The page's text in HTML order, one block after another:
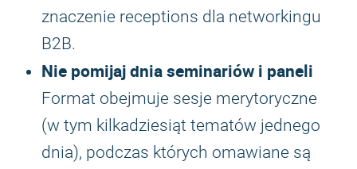
znaczenie receptions dla networkingu
B2B.
Nie pomijaj dnia seminariów i paneli
Format obejmuje sesje merytoryczne
(w tym kilkadziesiąt tematów jednego
dnia), podczas których omawiane są